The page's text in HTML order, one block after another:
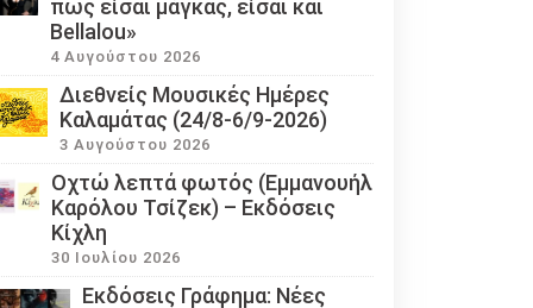
πως είσαι μάγκας, είσαι και
Bellalou»
4 Αυγούστου 2026
Διεθνείς Μουσικές Ημέρες
Καλαμάτας (24/8-6/9-2026)
3 Αυγούστου 2026
Οχτώ λεπτά φωτός (Εμμανουήλ
Καρόλου Τσίζεκ) – Εκδόσεις
Κίχλη
30 Ιουλίου 2026
Εκδόσεις Γράφημα: Νέες